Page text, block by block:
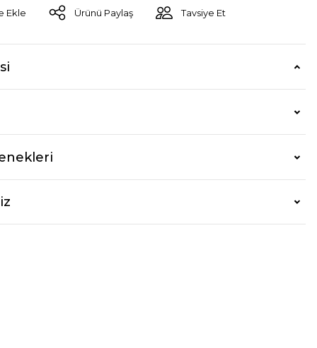
Ürünü Paylaş Tavsiye Et